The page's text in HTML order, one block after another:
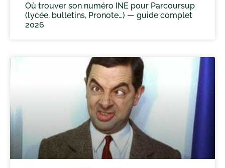
Où trouver son numéro INE pour Parcoursup
(lycée, bulletins, Pronote…) — guide complet
2026